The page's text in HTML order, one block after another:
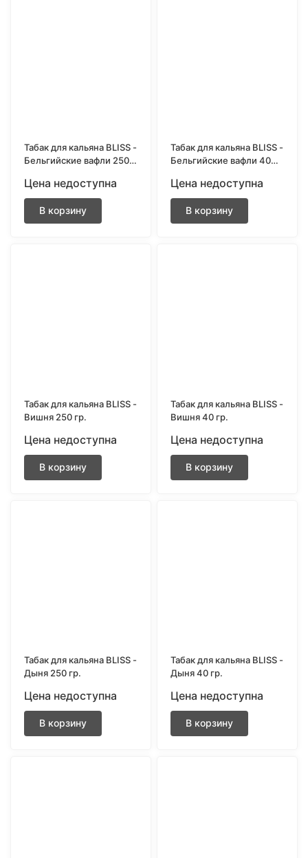
Табак для кальяна BLISS -
Бельгийские вафли 250
Цена недоступна
В корзину
Табак для кальяна BLISS -
Бельгийские вафли 40
Цена недоступна
В корзину
Табак для кальяна BLISS -
Вишня 250 гр.
Цена недоступна
В корзину
Табак для кальяна BLISS -
Вишня 40 гр.
Цена недоступна
В корзину
Табак для кальяна BLISS -
Дыня 250 гр.
Цена недоступна
В корзину
Табак для кальяна BLISS -
Дыня 40 гр.
Цена недоступна
В корзину